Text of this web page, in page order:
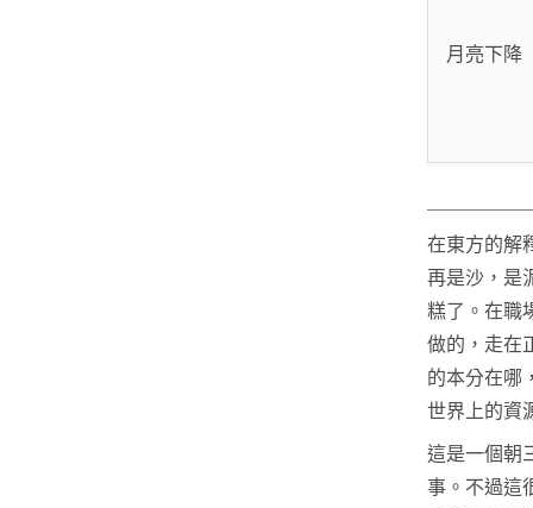
月亮下降
在東方的解
再是沙，是
糕了。在職
做的，走在
的本分在哪
世界上的資
這是一個朝
事。不過這